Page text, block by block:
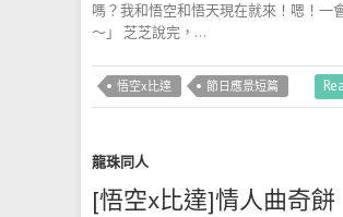
嗎？我和悟空和悟天現在就來！嗯！一
～」 芝芝說完，…
悟空x比達 節日應景短篇
龍珠同人
[悟空x比達]情人曲奇餅